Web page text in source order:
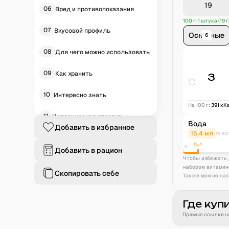
06 Вред и противопоказания
07 Вкусовой профиль
08 Для чего можно использовать
09 Как хранить
10 Интересно знать
11 Историческая справка
Добавить в избранное
Добавить в рацион
Скопировать себе
100 г 1 штука (19
Основные
6
3
На 100 г: 391
Вода
15,4 мл 1%
0 15,4
Чтобы избежать
набором
Также можно
Где
Прямые ссылки